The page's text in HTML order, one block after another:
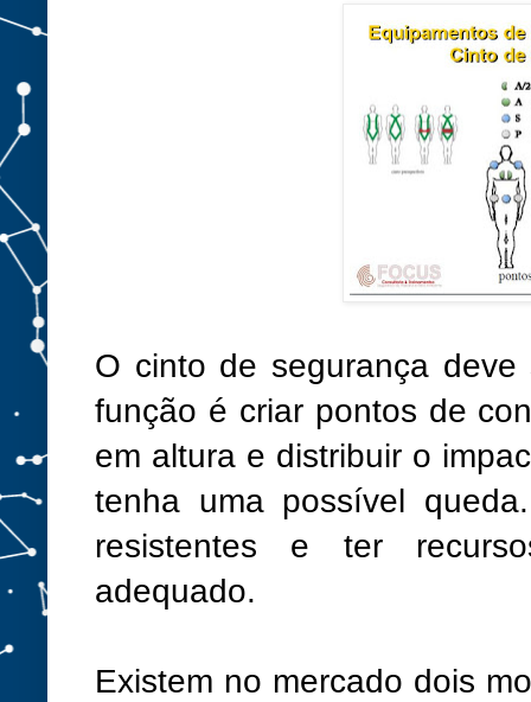
O cinto de segurança
função é criar pontos de
em altura e distribuir o
tenha uma possível
resistentes e ter
adequado.
Existem no mercado dois